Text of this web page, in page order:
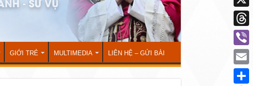
GIỚI TRẺ MULTIMEDIA LIÊN HỆ – GỬI BÀI
X
Viber